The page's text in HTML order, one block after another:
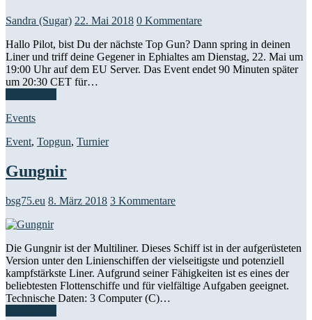
Sandra (Sugar) 22. Mai 2018 0 Kommentare
Hallo Pilot, bist Du der nächste Top Gun? Dann spring in deinen
Liner und triff deine Gegener in Ephialtes am Dienstag, 22. Mai um
19:00 Uhr auf dem EU Server. Das Event endet 90 Minuten später
um 20:30 CET für…
Events
Event, Topgun, Turnier
Gungnir
bsg75.eu 8. März 2018 3 Kommentare
Die Gungnir ist der Multiliner. Dieses Schiff ist in der aufgerüsteten
Version unter den Linienschiffen der vielseitigste und potenziell
kampfstärkste Liner. Aufgrund seiner Fähigkeiten ist es eines der
beliebtesten Flottenschiffe und für vielfältige Aufgaben geeignet.
Technische Daten: 3 Computer (C)…